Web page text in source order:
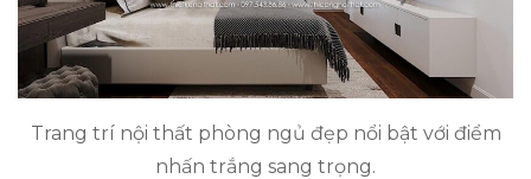
Trang trí nội thất phòng ngủ đẹp nổi bật với điểm
nhấn trắng sang trọng.